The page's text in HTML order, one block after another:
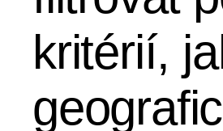
kritérií,